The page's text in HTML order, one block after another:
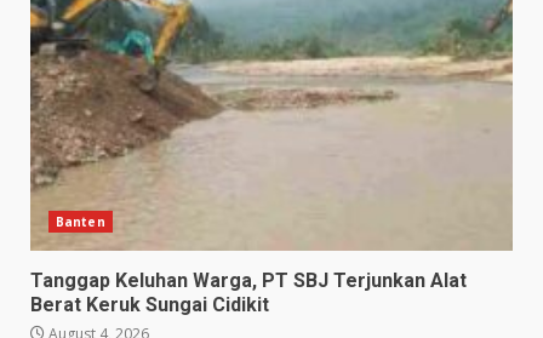
Banten
Tanggap Keluhan Warga, PT SBJ Terjunkan Alat
Berat Keruk Sungai Cidikit